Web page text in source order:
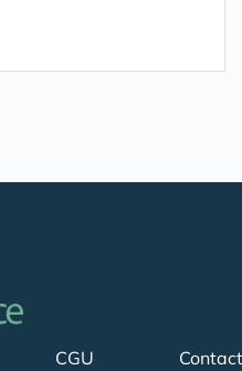
CGU
Contact